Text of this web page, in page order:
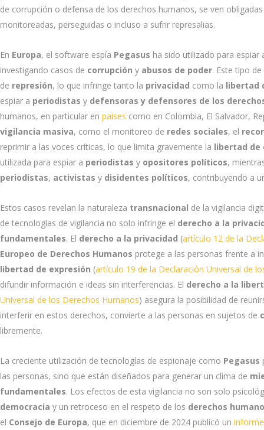
de corrupción o defensa de los derechos humanos, se ven
monitoreadas, perseguidas o incluso a sufrir represalias.
En Europa, el software espía Pegasus ha sido utilizado para espiar
investigando casos de corrupción y abusos de poder. Este tipo
de represión, lo que infringe tanto la privacidad como la libertad
espiar a periodistas y defensoras y defensores de los
humanos, en particular en paises como en Colombia, El Salvador,
vigilancia masiva, como el monitoreo de redes sociales, el
reprimir a las voces críticas, lo que limita gravemente la libertad de
utilizada para espiar a periodistas y opositores políticos,
periodistas, activistas y disidentes políticos, contribuyendo a
Estos casos revelan la naturaleza transnacional de la vigilancia
de tecnologías de vigilancia no solo infringe el derecho a la
fundamentales. El derecho a la privacidad (artículo 12 de la
Europeo de Derechos Humanos protege a las personas frente a
libertad de expresión (artículo 19 de la Declaración Universal de
difundir información e ideas sin interferencias. El derecho a la
Universal de los Derechos Humanos) asegura la posibilidad de
interferir en estos derechos, convierte a las personas en sujetos de
libremente.
La creciente utilización de tecnologías de espionaje como Pegasus
las personas, sino que están diseñados para generar un clima de
fundamentales. Los efectos de esta vigilancia no son solo
democracia y un retroceso en el respeto de los derechos
el Consejo de Europa, que en diciembre de 2024 publicó un informe